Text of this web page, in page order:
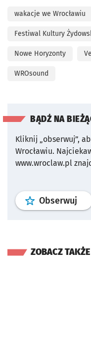
wakacje we Wrocławiu
Festiwal Kultury
Nowe Horyzonty
WROsound
BĄDŹ NA
Kliknij „obserwuj”,
Wrocławiu.
www.wroclaw.pl
Obserwuj
ZOBACZ TAKŻE